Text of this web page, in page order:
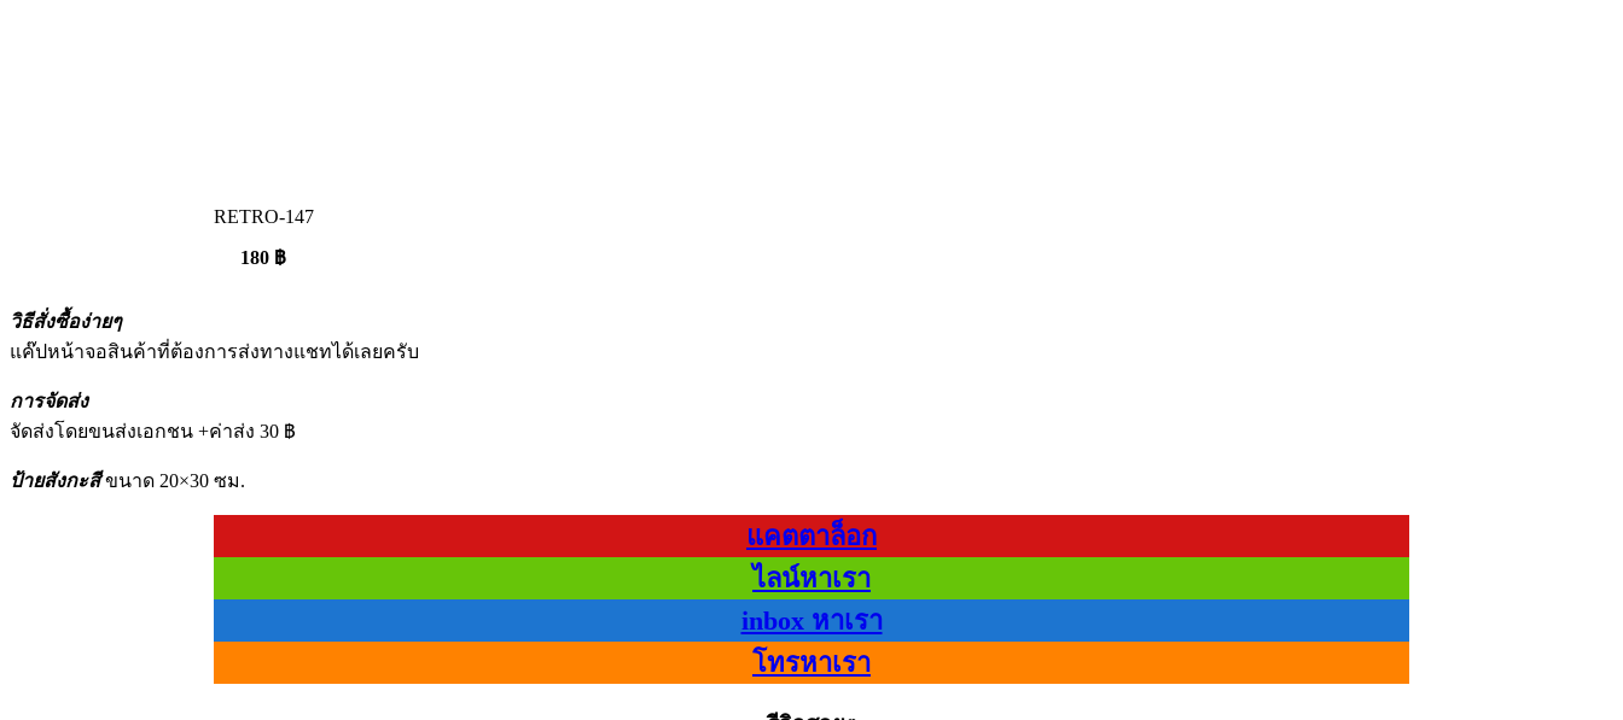
RETRO-147
180 ฿
วิธีสั่งซื้อง่ายๆ
แค๊ปหน้าจอสินค้าที่ต้องการส่งทางแชทได้เลยครับ
การจัดส่ง
จัดส่งโดยขนส่งเอกชน +ค่าส่ง 30 ฿
ป้ายสังกะสีขนาด 20×30 ซม.
แคตตาล็อก
ไลน์หาเรา
inbox หาเรา
โทรหาเรา